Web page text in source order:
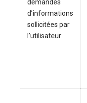
demandes
d’informations
sollicitées par
l’utilisateur